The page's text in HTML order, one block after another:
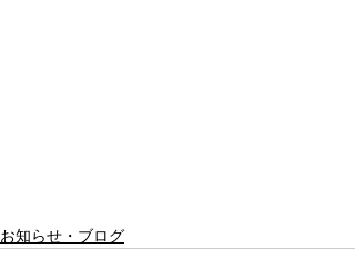
お知らせ・ブログ